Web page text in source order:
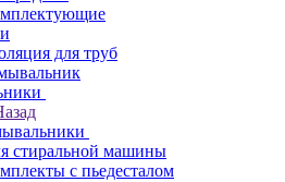
для труб
стиральной машины
с пьедесталом